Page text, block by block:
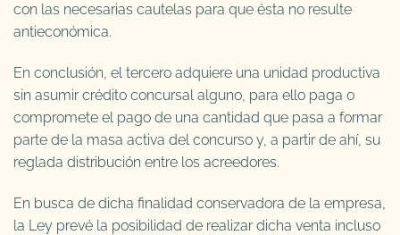
con las necesarias cautelas para que ésta no resulte
antieconómica.
En conclusión, el tercero adquiere una unidad productiva
sin asumir crédito concursal alguno, para ello paga o
compromete el pago de una cantidad que pasa a formar
parte de la masa activa del concurso y, a partir de ahí, su
reglada distribución entre los acreedores.
En busca de dicha finalidad conservadora de la empresa,
la Ley prevé la posibilidad de realizar dicha venta incluso